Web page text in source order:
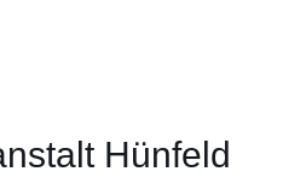
Hünfeld